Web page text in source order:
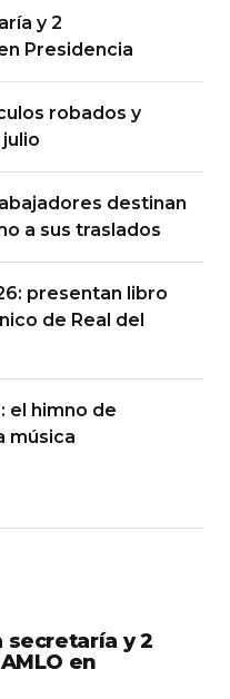
y 2
Presidencia
robados y
destinan
a sus traslados
presentan libro
de Real del
el himno de
música
secretaría y 2
en